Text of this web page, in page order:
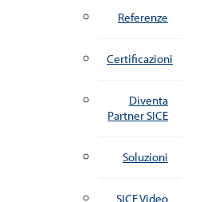
Referenze
Certificazioni
Diventa
Partner SICE
Soluzioni
SICE Video